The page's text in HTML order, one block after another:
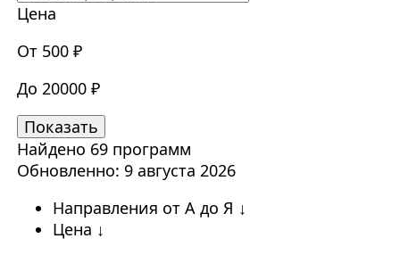
Цена
От 500₽
До 20000₽
Найдено 69 программ
Обновленно: 9 августа 2026
Направления от А до Я ↓
Цена ↓